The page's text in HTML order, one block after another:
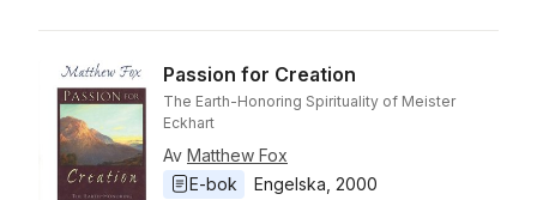
Passion for Creation
The Earth-Honoring Spirituality of Meister
Eckhart
Av Matthew Fox
E-bok
Engelska 2000